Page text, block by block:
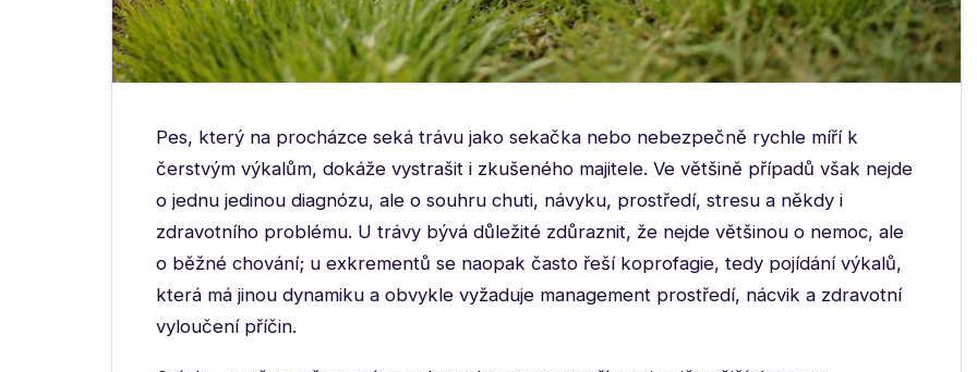
Pes, který na procházce seká trávu jako sekačka nebo nebezpečně rychle míří k
čerstvým výkalům, dokáže vystrašit i zkušeného majitele. Ve většině případů však nejde
o jednu jedinou diagnózu, ale o souhru chuti, návyku, prostředí, stresu a někdy i
zdravotního problému. U trávy bývá důležité zdůraznit, že nejde většinou o nemoc, ale
o běžné chování; u exkrementů se naopak často řeší koprofagie, tedy pojídání výkalů,
která má jinou dynamiku a obvykle vyžaduje management prostředí, nácvik a zdravotní
vyloučení příčin.